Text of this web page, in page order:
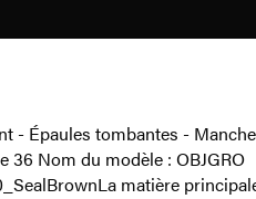
- Épaules tombantes -
36 Nom du modèle : OBJGRO
La matière